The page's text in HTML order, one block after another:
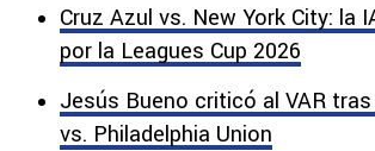
Cruz Azul vs. New York City: la
por la Leagues Cup 2026
Jesús Bueno criticó al VAR
vs. Philadelphia Union